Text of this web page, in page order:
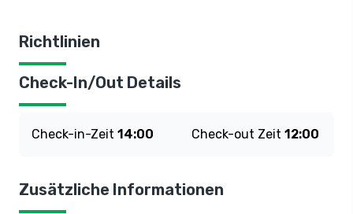
Richtlinien
Check-In/Out Details
Check-in-Zeit 14:00 Check-out Zeit 12:00
Zusätzliche Informationen